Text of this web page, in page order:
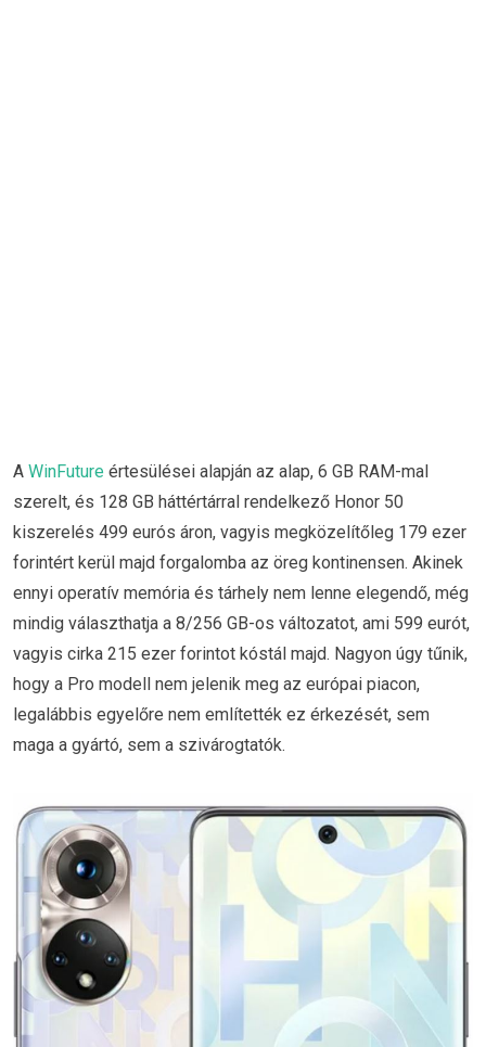
A WinFuture értesülései alapján az alap, 6 GB RAM-mal
szerelt, és 128 GB háttértárral rendelkező Honor 50
kiszerelés 499 eurós áron, vagyis megközelítőleg 179 ezer
forintért kerül majd forgalomba az öreg kontinensen. Akinek
ennyi operatív memória és tárhely nem lenne elegendő, még
mindig választhatja a 8/256 GB-os változatot, ami 599 eurót,
vagyis cirka 215 ezer forintot kóstál majd. Nagyon úgy tűnik,
hogy a Pro modell nem jelenik meg az európai piacon,
legalábbis egyelőre nem említették ez érkezését, sem
maga a gyártó, sem a szivárogtatók.